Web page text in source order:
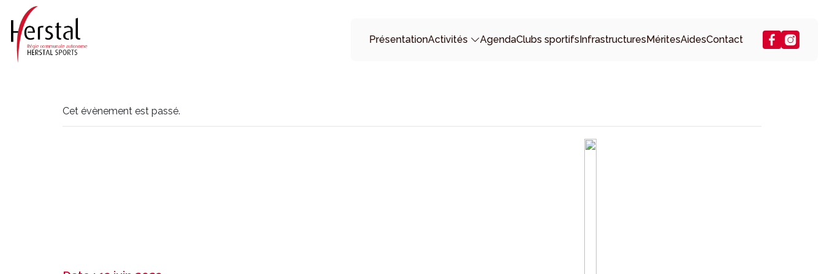
PrésentationActivités AgendaClubs sportifsInfrastructuresMéritesAidesContact
Cet évènement est passé.